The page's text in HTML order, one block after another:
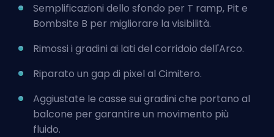
Semplificazioni dello sfondo per T ramp, Pit e
Bombsite B per migliorare la visibilità.
Rimossi i gradini ai lati del corridoio dell'Arco.
Riparato un gap di pixel al Cimitero.
Aggiustate le casse sui gradini che portano al
balcone per garantire un movimento più
fluido.